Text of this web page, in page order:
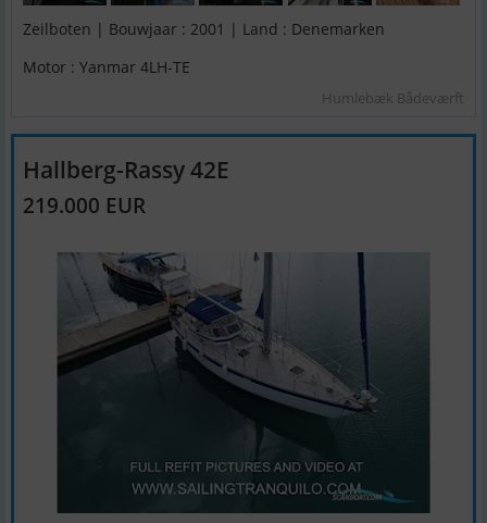
Zeilboten | Bouwjaar : 2001 | Land : Denemarken
Motor : Yanmar 4LH-TE
Humlebæk Bådeværft
Hallberg-Rassy 42E
219.000 EUR